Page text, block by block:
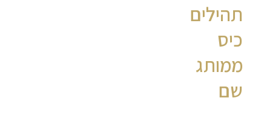
תהילים
כיס
ממותג
שם